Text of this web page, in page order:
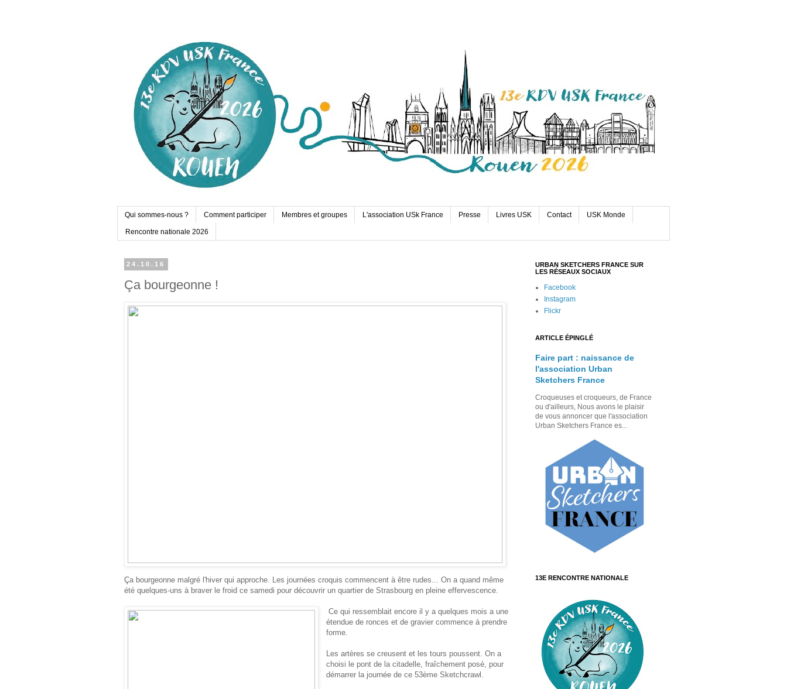
Qui sommes-nous ? Comment participer Membres et groupes L'association USk France Presse Livres USK Contact USK Monde
Rencontre nationale 2026
24.10.16
Ça bourgeonne !
Ça bourgeonne malgré l'hiver qui approche. Les journées croquis commencent à être rudes... On a quand même
été quelques-uns à braver le froid ce samedi pour découvrir un quartier de Strasbourg en pleine effervescence.
Ce qui ressemblait encore il y a quelques mois a une
étendue de ronces et de gravier commence à prendre
forme.
Les artères se creusent et les tours poussent. On a
choisi le pont de la citadelle, fraîchement posé, pour
démarrer la journée de ce 53ème Sketchcrawl.
URBAN SKETCHERS FRANCE SUR
LES RÉSEAUX SOCIAUX
Facebook
Instagram
Flickr
ARTICLE ÉPINGLÉ
Faire part : naissance de
l'association Urban
Sketchers France
Croqueuses et croqueurs, de France
ou d'ailleurs, Nous avons le plaisir
de vous annoncer que l'association
Urban Sketchers France es...
13E RENCONTRE NATIONALE